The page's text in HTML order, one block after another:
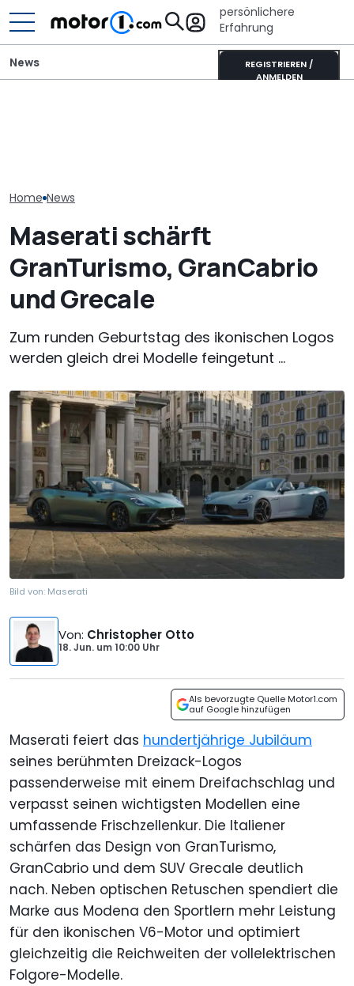
persönlichere
Erfahrung
REGISTRIEREN /
ANMELDEN
News
Home News
Maserati schärft
GranTurismo, GranCabrio
und Grecale
Zum runden Geburtstag des ikonischen Logos
werden gleich drei Modelle feingetunt ...
Bild von: Maserati
Von: Christopher Otto
18. Jun. um10:00 Uhr
Als bevorzugte Quelle Motor1.com
auf Google hinzufügen
Maserati feiert das hundertjährige Jubiläum
seines berühmten Dreizack-Logos
passenderweise mit einem Dreifachschlag und
verpasst seinen wichtigsten Modellen eine
umfassende Frischzellenkur. Die Italiener
schärfen das Design von GranTurismo,
GranCabrio und dem SUV Grecale deutlich
nach. Neben optischen Retuschen spendiert die
Marke aus Modena den Sportlern mehr Leistung
für den ikonischen V6-Motor und optimiert
gleichzeitig die Reichweiten der vollelektrischen
Folgore-Modelle.